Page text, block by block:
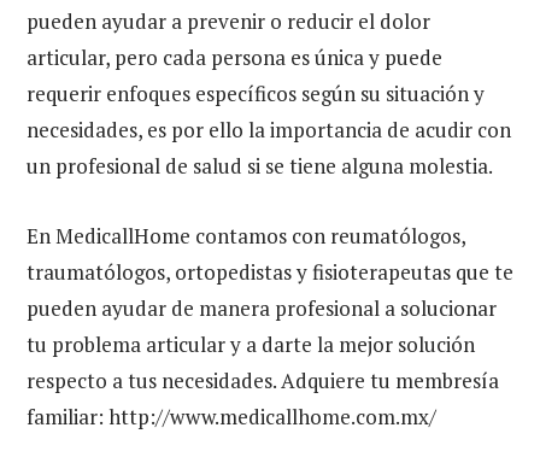
pueden ayudar a prevenir o reducir el dolor
articular, pero cada persona es única y puede
requerir enfoques específicos según su situación y
necesidades, es por ello la importancia de acudir con
un profesional de salud si se tiene alguna molestia.
En MedicallHome contamos con reumatólogos,
traumatólogos, ortopedistas y fisioterapeutas que te
pueden ayudar de manera profesional a solucionar
tu problema articular y a darte la mejor solución
respecto a tus necesidades. Adquiere tu membresía
familiar: http://www.medicallhome.com.mx/